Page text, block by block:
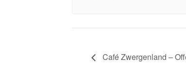
Café Zwergenland –